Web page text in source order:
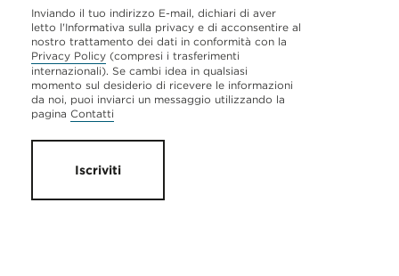
Inviando il tuo indirizzo E-mail, dichiari di aver
letto l'Informativa sulla privacy e di acconsentire al
nostro trattamento dei dati in conformità con la
Privacy Policy (compresi i trasferimenti
internazionali). Se cambi idea in qualsiasi
momento sul desiderio di ricevere le informazioni
da noi, puoi inviarci un messaggio utilizzando la
pagina Contatti
Iscriviti